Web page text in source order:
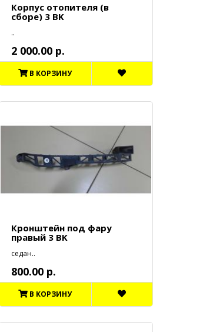
Корпус отопителя (в
сборе) 3 BK
..
2 000.00 р.
В КОРЗИНУ
Кронштейн под фару
правый 3 BK
седан..
800.00 р.
В КОРЗИНУ